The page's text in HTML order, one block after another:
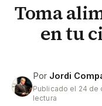
Toma
en tu
Por Jordi
Publicado el 24 de
lectura